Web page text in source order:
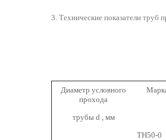
3. Технические показатели труб
Диаметр условного
прохода
трубы d , мм
ТН50-0